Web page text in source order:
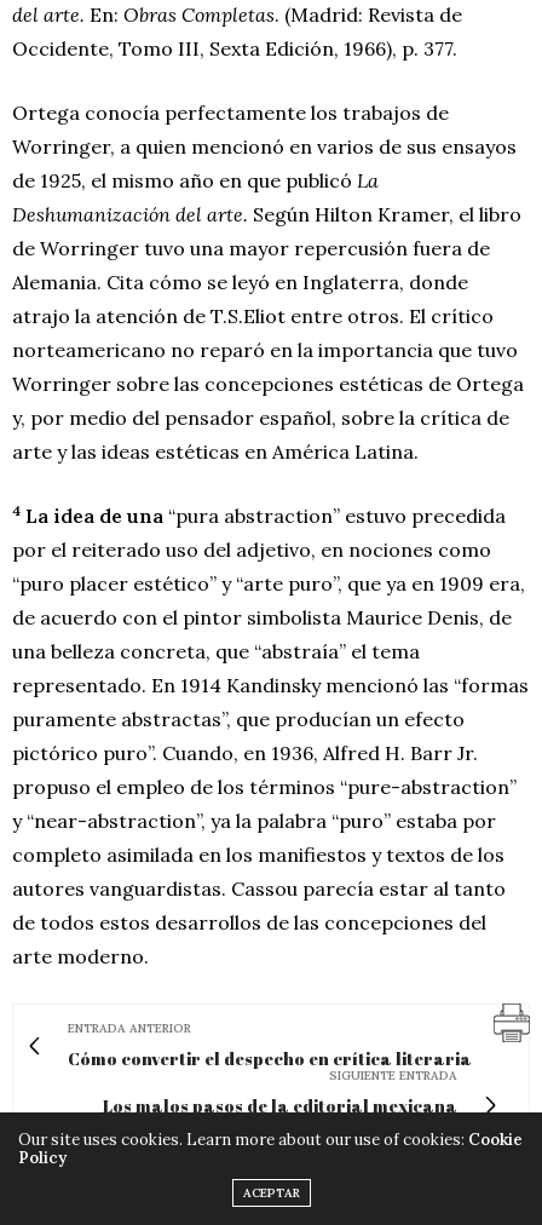
del arte. En: Obras Completas. (Madrid: Revista de
Occidente, Tomo III, Sexta Edición, 1966), p. 377.
Ortega conocía perfectamente los trabajos de
Worringer, a quien mencionó en varios de sus ensayos
de 1925, el mismo año en que publicó La
Deshumanización del arte. Según Hilton Kramer, el libro
de Worringer tuvo una mayor repercusión fuera de
Alemania. Cita cómo se leyó en Inglaterra, donde
atrajo la atención de T.S.Eliot entre otros. El crítico
norteamericano no reparó en la importancia que tuvo
Worringer sobre las concepciones estéticas de Ortega
y, por medio del pensador español, sobre la crítica de
arte y las ideas estéticas en América Latina.
4 La idea de una “pura abstraction” estuvo precedida
por el reiterado uso del adjetivo, en nociones como
“puro placer estético” y “arte puro”, que ya en 1909 era,
de acuerdo con el pintor simbolista Maurice Denis, de
una belleza concreta, que “abstraía” el tema
representado. En 1914 Kandinsky mencionó las “formas
puramente abstractas”, que producían un efecto
pictórico puro”. Cuando, en 1936, Alfred H. Barr Jr.
propuso el empleo de los términos “pure-abstraction”
y “near-abstraction”, ya la palabra “puro” estaba por
completo asimilada en los manifiestos y textos de los
autores vanguardistas. Cassou parecía estar al tanto
de todos estos desarrollos de las concepciones del
arte moderno.
ENTRADA ANTERIOR
Cómo convertir el despecho en crítica literaria
SIGUIENTE ENTRADA
Los malos pasos de la editorial mexicana
Malpaso en España
Our site uses cookies. Learn more about our use of cookies: Cookie
Policy
ACEPTAR